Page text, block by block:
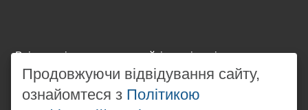
Всі матеріали на цьому сайті розміщені на умовах
ліцензіїCreative Commons Attribution-NonCommercial-
NoDerivatives 4.0 International. Використання будь-
яких матеріалів, розміщених на сайті, дозволяється
Продовжуючи відвідування сайту,
ознайомтеся з Політикою